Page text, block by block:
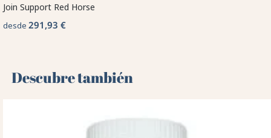
Join Support Red Horse
desde 291,93 €
Descubre también 🌻